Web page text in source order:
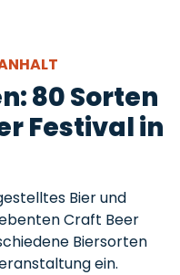
80 Sorten
Festival in
Bier und
Craft Beer
Biersorten
ein.